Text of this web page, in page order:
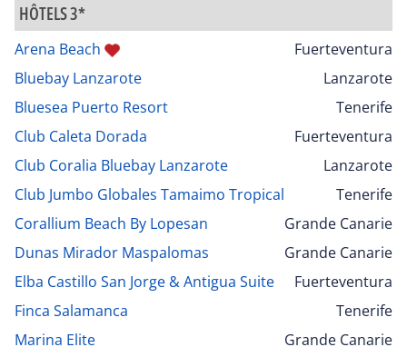
HÔTELS 3*
Arena Beach
Fuerteventura
Bluebay Lanzarote
Lanzarote
Bluesea Puerto Resort
Tenerife
Club Caleta Dorada
Fuerteventura
Club Coralia Bluebay Lanzarote
Lanzarote
Club Jumbo Globales Tamaimo Tropical
Tenerife
Corallium Beach By Lopesan
Grande Canarie
Dunas Mirador Maspalomas
Grande Canarie
Elba Castillo San Jorge & Antigua Suite
Fuerteventura
Finca Salamanca
Tenerife
Marina Elite
Grande Canarie